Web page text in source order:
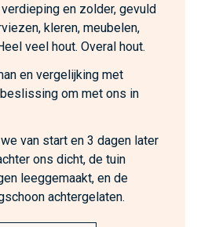
en zolder, gevuld
kleren, meubelen,
veel hout. Overal hout.
en vergelijking met
om met ons in
van start en 3 dagen later
ons dicht, de tuin
leeggemaakt, en de
achtergelaten.